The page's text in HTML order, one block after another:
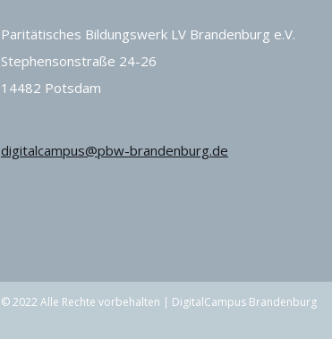
Paritätisches Bildungswerk LV Brandenburg e.V.
Stephensonstraße 24-26
14482 Potsdam
digitalcampus@pbw-brandenburg.de
© 2022 Alle Rechte vorbehalten | DigitalCampus Brandenburg